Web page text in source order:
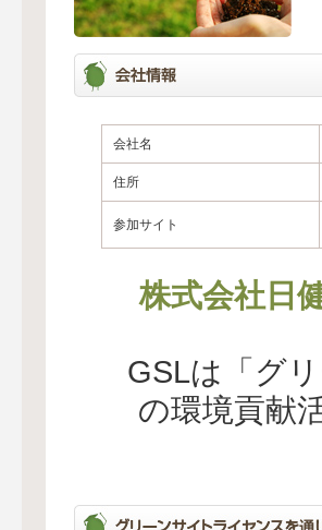
会社名
住所
参加サイト
株式会社日
GSLは「グ
の環境貢献